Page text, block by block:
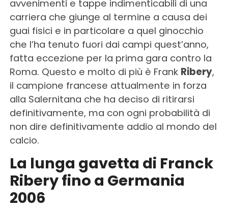
avvenimenti e tappe indimenticabili di una
carriera che giunge al termine a causa dei
guai fisici e in particolare a quel ginocchio
che l’ha tenuto fuori dai campi quest’anno,
fatta eccezione per la prima gara contro la
Roma. Questo e molto di più è Frank Ribery,
il campione francese attualmente in forza
alla Salernitana che ha deciso di ritirarsi
definitivamente, ma con ogni probabilità di
non dire definitivamente addio al mondo del
calcio.
La lunga gavetta di Franck
Ribery fino a Germania
2006